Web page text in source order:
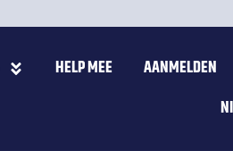
HELP MEE AANMELDEN